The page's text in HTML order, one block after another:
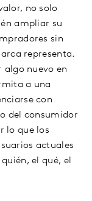
no solo
ampliar su
sin
representa.
algo nuevo en
a una
con
del consumidor
lo que los
actuales
el qué, el